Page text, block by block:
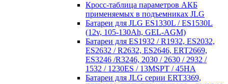
Кросc-таблица параметров АКБ
применяемых в подъемниках JLG
Батареи для JLG ES1330L / ES1530L
(12v, 105-130Ah, GEL-AGM)
Батареи для ES1932 / R1932, ES2032,
ES2632 / R2632, ES2646, ERT2669,
ES3246 /R3246, 2030 / 2630 / 2932 /
1532 / 1230ES / 13MSPT / 45HA
Батареи для JLG серии ERT3369,